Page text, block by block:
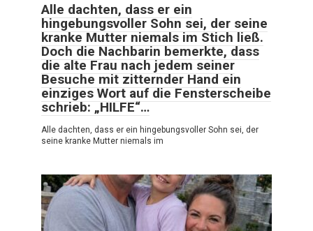
Alle dachten, dass er ein
hingebungsvoller Sohn sei, der seine
kranke Mutter niemals im Stich ließ.
Doch die Nachbarin bemerkte, dass
die alte Frau nach jedem seiner
Besuche mit zitternder Hand ein
einziges Wort auf die Fensterscheibe
schrieb: „HILFE“…
Alle dachten, dass er ein hingebungsvoller Sohn sei, der
seine kranke Mutter niemals im